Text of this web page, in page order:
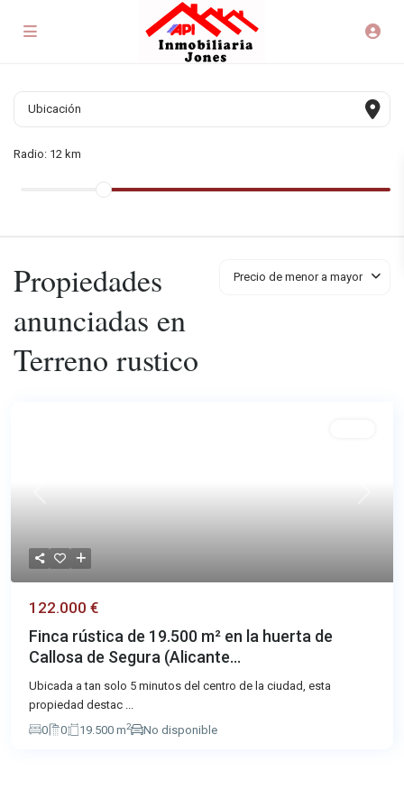
Radio: 12 km
Precio de menor a mayor
Propiedades
anunciadas en
Terreno rustico
122.000 €
Finca rústica de 19.500 m² en la huerta de
Callosa de Segura (Alicante...
Ubicada a tan solo 5 minutos del centro de la ciudad, esta
propiedad destac ...
0
0 19.500 m2 No disponible